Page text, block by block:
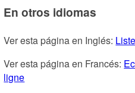
En otros idiomas
Ver esta página en Inglés:
Ver esta página en Francés:
ligne